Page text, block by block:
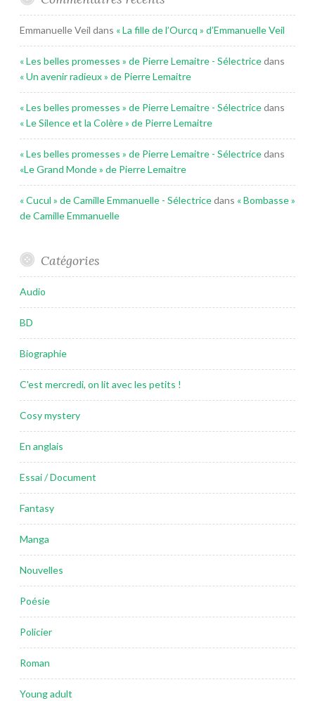
Emmanuelle Veil dans « La fille de l’Ourcq » d’Emmanuelle Veil
« Les belles promesses » de Pierre Lemaitre - Sélectricedans
« Un avenir radieux » de Pierre Lemaitre
« Les belles promesses » de Pierre Lemaitre - Sélectricedans
« Le Silence et la Colère » de Pierre Lemaitre
« Les belles promesses » de Pierre Lemaitre - Sélectricedans
«Le Grand Monde » de Pierre Lemaitre
« Cucul » de Camille Emmanuelle - Sélectricedans « Bombasse »
de Camille Emmanuelle
Catégories
Audio
BD
Biographie
C'est mercredi, on lit avec les petits !
Cosy mystery
En anglais
Essai / Document
Fantasy
Manga
Nouvelles
Poésie
Policier
Roman
Young adult